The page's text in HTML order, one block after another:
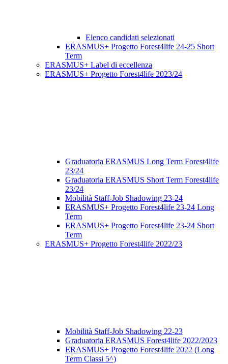
Elenco candidati selezionati
ERASMUS+ Progetto Forest4life 24-25 Short
Term
ERASMUS+ Label di eccellenza
ERASMUS+ Progetto Forest4life 2023/24
Graduatoria ERASMUS Long Term Forest4life
23/24
Graduatoria ERASMUS Short Term Forest4life
23/24
Mobilità Staff-Job Shadowing 23-24
ERASMUS+ Progetto Forest4life 23-24 Long
Term
ERASMUS+ Progetto Forest4life 23-24 Short
Term
ERASMUS+ Progetto Forest4life 2022/23
Mobilità Staff-Job Shadowing 22-23
Graduatoria ERASMUS Forest4life 2022/2023
ERASMUS+ Progetto Forest4life 2022 (Long
Term Classi 5^)